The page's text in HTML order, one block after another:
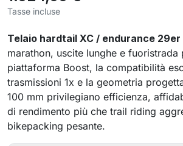
Tasse incluse
Telaio hardtail XC / endurance
marathon, uscite lunghe e fuoristrada
piattaforma Boost, la compatibilità
trasmissioni 1x e la geometria
100 mm privilegiano efficienza,
di rendimento più che trail riding
bikepacking pesante.